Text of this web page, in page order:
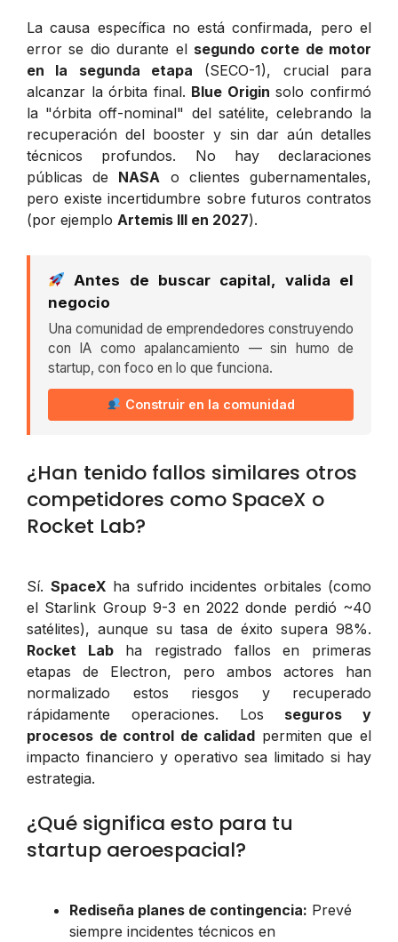
La causa específica no está confirmada, pero el
error se dio durante el segundo corte de motor
en la segunda etapa (SECO-1), crucial para
alcanzar la órbita final. Blue Origin solo confirmó
la "órbita off-nominal" del satélite, celebrando la
recuperación del booster y sin dar aún detalles
técnicos profundos. No hay declaraciones
públicas de NASA o clientes gubernamentales,
pero existe incertidumbre sobre futuros contratos
(por ejemplo Artemis III en 2027).
Antes de buscar capital, valida el
negocio
Una comunidad de emprendedores construyendo
con IA como apalancamiento — sin humo de
startup, con foco en lo que funciona.
Construir en la comunidad
¿Han tenido fallos similares otros
competidores como SpaceX o
Rocket Lab?
Sí. SpaceX ha sufrido incidentes orbitales (como
el Starlink Group 9-3 en 2022 donde perdió ~40
satélites), aunque su tasa de éxito supera 98%.
Rocket Labha registrado fallos en primeras
etapas de Electron, pero ambos actores han
normalizado estos riesgos y recuperado
rápidamente operaciones. Los seguros y
procesos de control de calidad permiten que el
impacto financiero y operativo sea limitado si hay
estrategia.
¿Qué significa esto para tu
startup aeroespacial?
Rediseña planes de contingencia: Prevé
siempre incidentes técnicos en